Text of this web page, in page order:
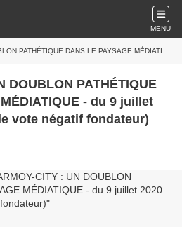
MENU
LE PAYSAGE MÉDIATIQUE - du 9 juillet 2020 (J+4222 après le vote négatif fondateur)
DOUBLON PATHÉTIQUE
- du 9 juillet
vote négatif fondateur)